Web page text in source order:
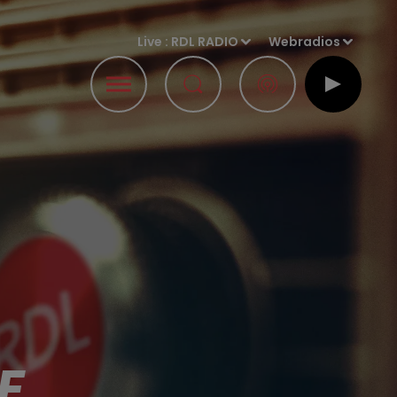
Live : RDL RADIO Webradios